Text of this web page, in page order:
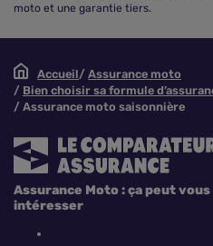
moto et une garantie tiers.
Accueil
Assurance moto
Bien choisir sa formule
Assurance moto saisonnière
Assurance Moto : ça peut vous
intéresser